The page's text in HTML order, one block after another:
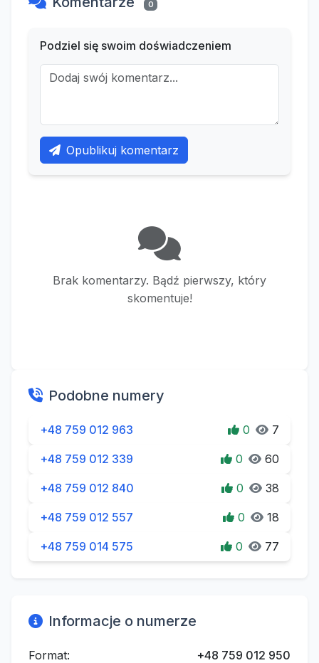
0
Podziel się swoim doświadczeniem
Opublikuj komentarz
Brak komentarzy. Bądź pierwszy, który
skomentuje!
Podobne numery
+48 759 012 963 0 7
+48 759 012 339 0 60
+48 759 012 840 0 38
+48 759 012 557 0 18
+48 759 014 575 0 77
Informacje o numerze
Format: +48 759 012 950